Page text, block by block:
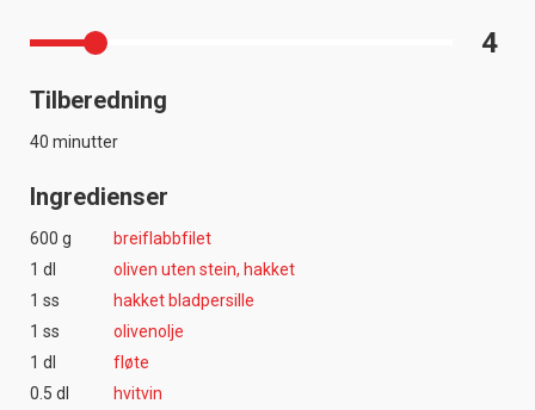
4
Tilberedning
40 minutter
Ingredienser
600 g
breiflabbfilet
1 dl
oliven uten stein, hakket
1 ss
hakket bladpersille
1 ss
olivenolje
1 dl
fløte
0.5 dl
hvitvin